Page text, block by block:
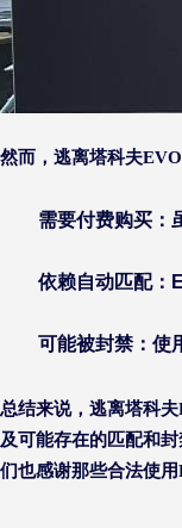
然而，逃离塔科夫
需要付费购买：
依赖自动匹配：
可能被封禁：使
总结来说，逃离塔科
及可能存在的匹配和
们也感谢那些合法使